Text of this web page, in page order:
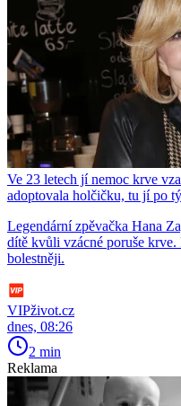
Ve 23 letech jí nemoc krve
adoptovala holčičku, tu jí po
Legendární zpěvačka Hana
dítě kvůli vzácné poruše
bolestněji.
VIPživot.cz
dnes, 08:26
2 min
Reklama